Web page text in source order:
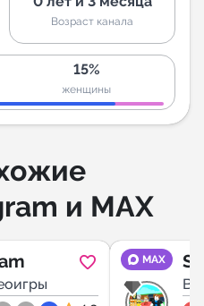
Возраст канала
15%
женщины
и MAX
MAX
|